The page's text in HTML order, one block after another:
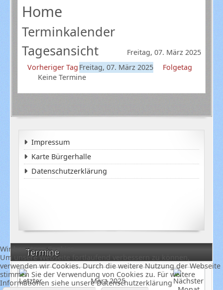
Termine
März 2025
Home
Terminkalender
Tagesansicht
Freitag, 07. März 2025
Vorheriger Tag Freitag, 07. März 2025
Folgetag
Keine Termine
Impressum
Karte Bürgerhalle
Datenschutzerklärung
Wir benutzen Cookies
Um unsere Webseite fortlaufend verbessern zu können,
verwenden wir Cookies. Durch die weitere Nutzung der Webseite
stimmen Sie der Verwendung von Cookies zu. Für weitere
Informationen siehe unsere Datenschutzerklärung